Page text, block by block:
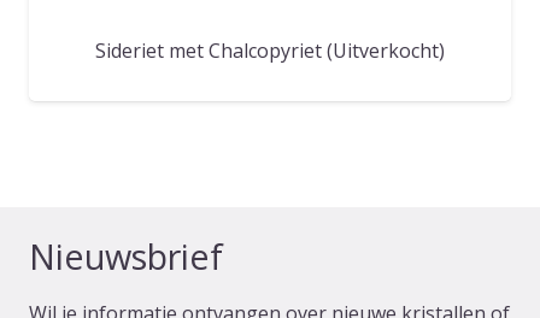
Sideriet met Chalcopyriet (Uitverkocht)
Nieuwsbrief